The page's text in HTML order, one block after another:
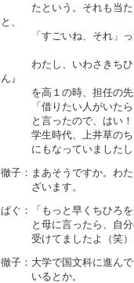
たという。それも当たり
と、
「すごいね、それ」って
わたし、いわさきちひろ
ん』
を高１の時、担任の先生
「借りたい人がいたら
と言ったので、はい！っ
学生時代、上井草のちひ
にもなっていましたし
徹子：まあそうですか。わ
ざいます。
ぱぐ：「もっと早くちひろを
と母に言ったら、自分の
受けてましたよ（笑）
徹子：大学で国文科に進ん
いるとか。